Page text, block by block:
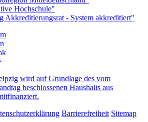
wird auf Grundlage des vom
beschlossenen Haushalts aus
Barrierefreiheit Sitemap